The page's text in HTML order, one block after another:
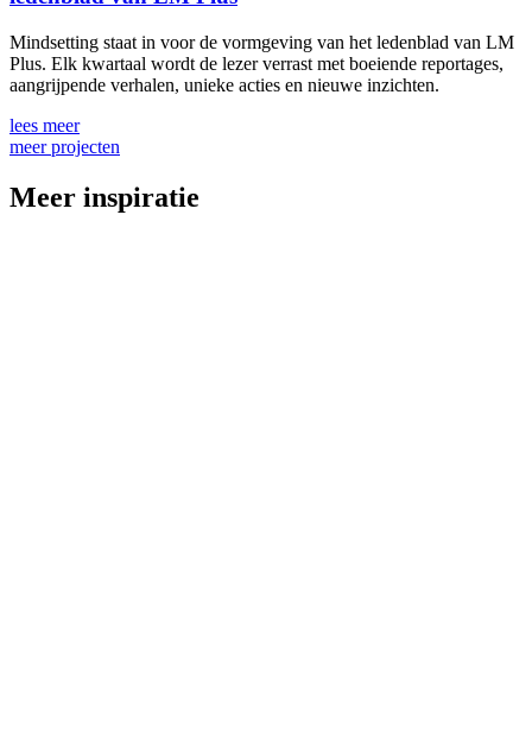
Mindsetting staat in voor de vormgeving van het ledenblad van LM
Plus. Elk kwartaal wordt de lezer verrast met boeiende reportages,
aangrijpende verhalen, unieke acties en nieuwe inzichten.
lees meer
meer projecten
Meer inspiratie